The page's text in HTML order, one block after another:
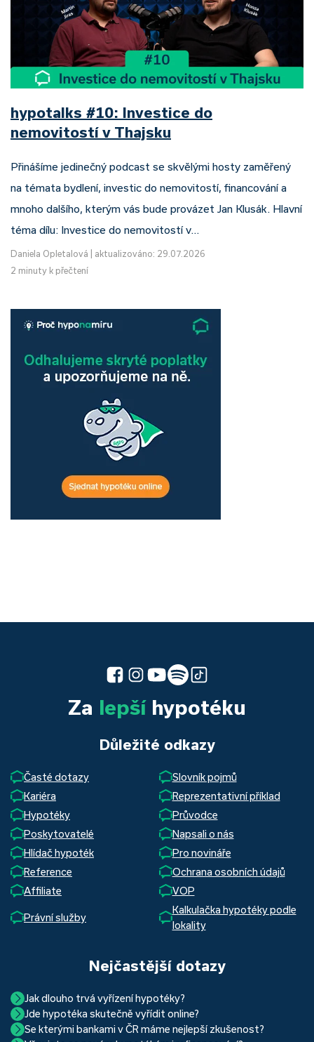
hypotalks #10: Investice do
nemovitostí v Thajsku
Přinášíme jedinečný podcast se skvělými hosty zaměřený
na témata bydlení, investic do nemovitostí, financování a
mnoho dalšího, kterým vás bude provázet Jan Klusák. Hlavní
téma dílu: Investice do nemovitostí v…
Daniela Opletalová
aktualizováno: 29.07.2026
2 minuty k přečtení
Za lepšíhypotéku
Důležité odkazy
Časté dotazy
Slovník pojmů
Kariéra
Reprezentativní příklad
Hypotéky
Průvodce
Poskytovatelé
Napsali o nás
Hlídač hypoték
Pro novináře
Reference
Ochrana osobních údajů
Affiliate
VOP
Právní služby
Kalkulačka hypotéky podle
lokality
Nejčastější dotazy
Jak dlouho trvá vyřízení hypotéky?
Hypotéka se dá zvládnout za měsíc i za tři. Nejčastěji její
uzavření trvá okolo 2 měsíců. Důvodem je především
Jde hypotéka skutečně vyřídit online?
Ano, skutečně jde. Díky moderním technologiím, které
Se kterými bankami v ČR máme nejlepší zkušenost?